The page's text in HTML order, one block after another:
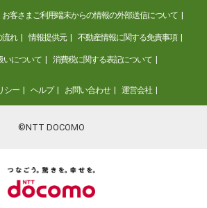
お客さまご利用端末からの情報の外部送信について
流れ 情報提供元 不動産情報に関する免責事項
いについて 消費税に関する表記について
シー ヘルプ お問い合わせ 運営会社
©NTT DOCOMO